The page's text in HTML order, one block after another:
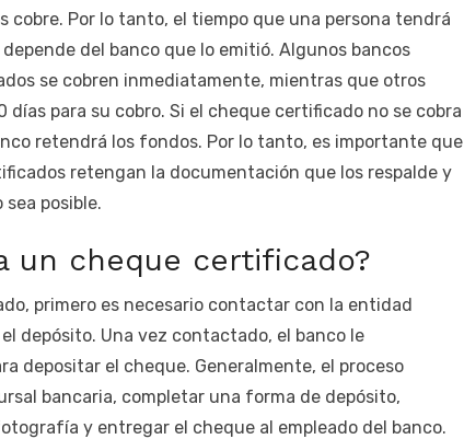
cobre. Por lo tanto, el tiempo que una persona tendrá
del banco que lo emitió. Algunos bancos
se cobren inmediatamente, mientras que otros
para su cobro. Si el cheque certificado no se cobra
retendrá los fondos. Por lo tanto, es importante que
retengan la documentación que los respalde y
posible.
un cheque certificado?
primero es necesario contactar con la entidad
depósito. Una vez contactado, el banco le
depositar el cheque. Generalmente, el proceso
bancaria, completar una forma de depósito,
y entregar el cheque al empleado del banco.